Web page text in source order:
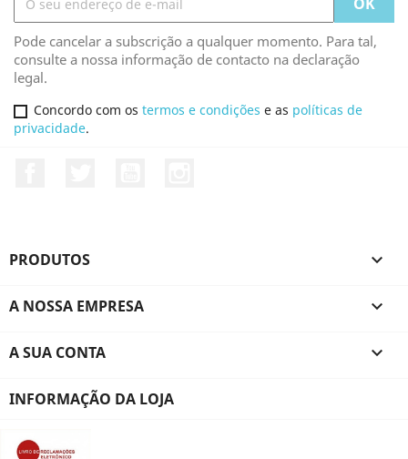
Pode cancelar a subscrição a qualquer momento. Para tal,
consulte a nossa informação de contacto na declaração
legal.
Concordo com os termos e condições e as políticas de
privacidade.
PRODUTOS 
A NOSSA EMPRESA 
A SUA CONTA 
INFORMAÇÃO DA LOJA